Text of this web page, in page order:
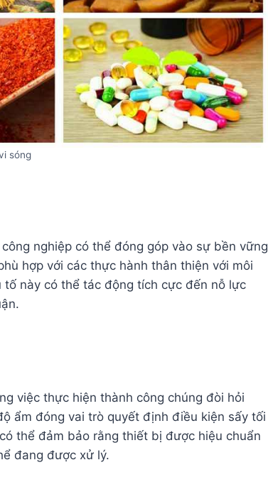
sóng
nghiệp có thể đóng góp vào sự bền vững
hợp với các thực hành thân thiện với môi
này có thể tác động tích cực đến nỗ lực
việc thực hiện thành công chúng đòi hỏi
ẩm đóng vai trò quyết định điều kiện sấy tối
thể đảm bảo rằng thiết bị được hiệu chuẩn
đang được xử lý.